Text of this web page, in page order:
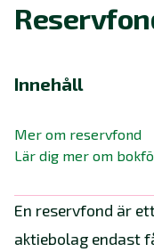
Support Play
Innehåll
Mer om reservfond
Lär dig mer om
En reservfond är
aktiebolag endast